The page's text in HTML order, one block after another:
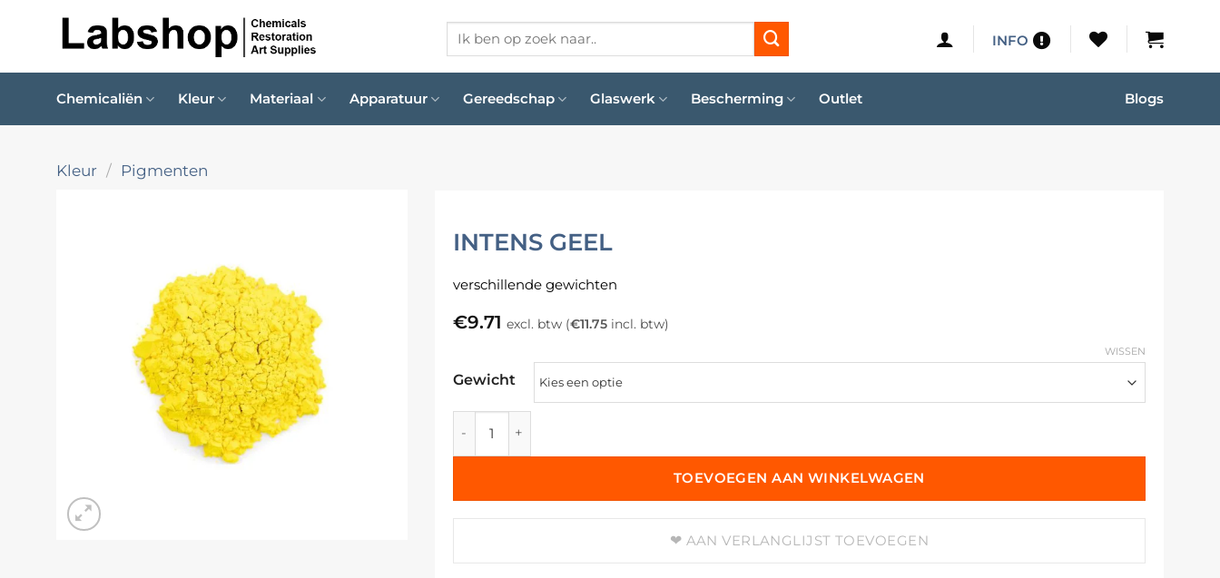
Zoeken
INFO
Chemicaliën Kleur Materiaal Apparatuur Gereedschap Glaswerk Bescherming Outlet Blogs
Kleur / Pigmenten
INTENS GEEL
verschillende gewichten
€9.71 excl. btw (€11.75incl. btw)
Gewicht
WISSEN
TOEVOEGEN AAN WINKELWAGEN
AAN VERLANGLIJST TOEVOEGEN